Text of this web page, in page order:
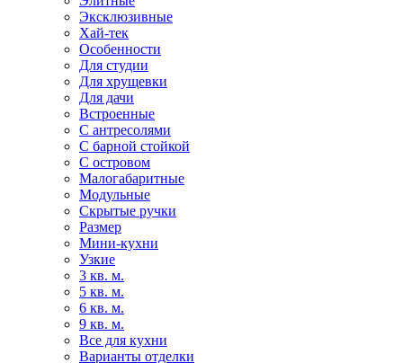
Эксклюзивные
Хай-тек
Особенности
Для студии
Для хрущевки
Для дачи
Встроенные
С антресолями
С барной стойкой
С островом
Малогабаритные
Модульные
Скрытые ручки
Размер
Мини-кухни
Узкие
3 кв. м.
5 кв. м.
6 кв. м.
9 кв. м.
Все для кухни
Варианты отделки